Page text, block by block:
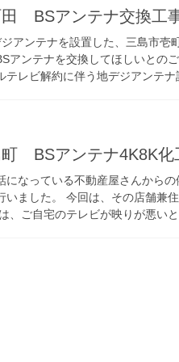
BSアンテナ交換工
アンテナを設置した、三島市壱
アンテナを交換してほしいとの
テレビ解約に伴う地デジアンテ
BSアンテナ4K8K化
になっている不動産屋さんから
いました。 今回は、その店舗兼
、ご自宅のテレビが映りが悪い